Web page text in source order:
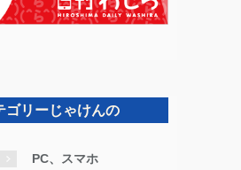
ゴリーじゃけんの
PC、スマホ